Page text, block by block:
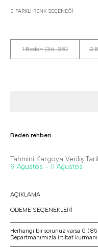
0 FARKLI RENK SEÇENEĞI
1 Beden (36-38) 2
Beden rehberi
Tahmini Kargoya Veriliş
9 Ağustos - 11 Ağustos
AÇIKLAMA
ÖDEME SEÇENEKLERİ
Herhangi bir sorunuz varsa 0
Departmanımızla irtibat